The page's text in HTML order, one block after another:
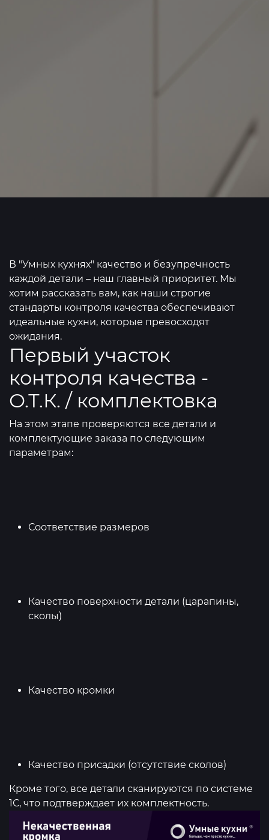
В "Умных кухнях" качество и безупречность
каждой детали – наш главный приоритет. Мы
хотим рассказать вам, как наши строгие
стандарты контроля качества обеспечивают
идеальные кухни, которые превосходят
ожидания.
Первый участок
контроля качества -
О.Т.К. / комплектовка
На этом этапе проверяются все детали и
комплектующие заказа по следующим
параметрам:
Соответствие размеров
Качество поверхности детали (царапины,
сколы)
Качество кромки
Качество присадки (отсутствие сколов)
Кроме того, все детали сканируются по системе
1С, что подтверждает их комплектность.